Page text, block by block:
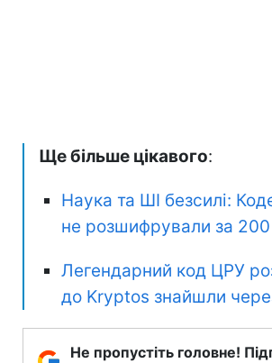
Ще більше цікавого:
Наука та ШІ безсилі:
не розшифрували за 200
Легендарний код ЦРУ
до Kryptos знайшли
Не пропустіть головне!